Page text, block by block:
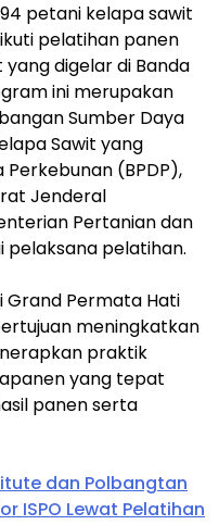
petani kelapa sawit
pelatihan panen
digelar di Banda
ini merupakan
Sumber Daya
Sawit yang
(BPDP),
Jenderal
Pertanian dan
pelaksana pelatihan.
Grand Permata Hati
meningkatkan
praktik
yang tepat
panen serta
dan Polbangtan
ISPO Lewat Pelatihan